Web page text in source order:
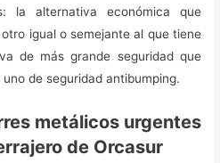
la alternativa económica que
igual o semejante al que tiene
de más grande seguridad que
de seguridad antibumping.
metálicos urgentes
de Orcasur